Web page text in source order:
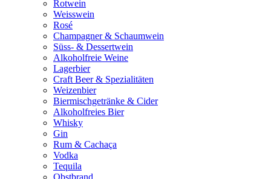
Rotwein
Weisswein
Rosé
Champagner & Schaumwein
Süss- & Dessertwein
Alkoholfreie Weine
Lagerbier
Craft Beer & Spezialitäten
Weizenbier
Biermischgetränke & Cider
Alkoholfreies Bier
Whisky
Gin
Rum & Cachaça
Vodka
Tequila
Obstbrand